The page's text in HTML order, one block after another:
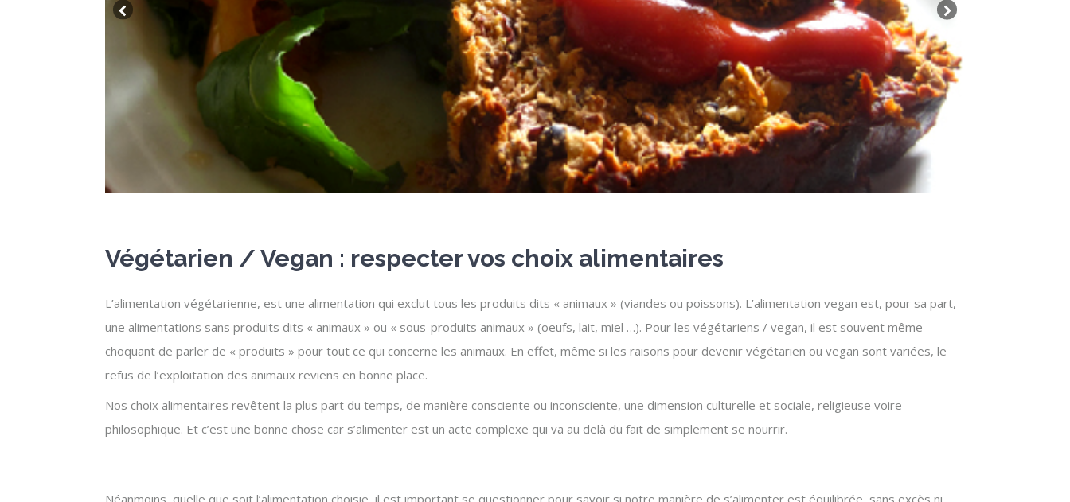
Végétarien / Vegan : respecter vos choix alimentaires
L’alimentation végétarienne, est une alimentation qui exclut tous les produits dits « animaux » (viandes ou poissons). L’alimentation vegan est, pour sa part,
une alimentations sans produits dits « animaux » ou « sous-produits animaux » (oeufs, lait, miel …). Pour les végétariens / vegan, il est souvent même
choquant de parler de « produits » pour tout ce qui concerne les animaux. En effet, même si les raisons pour devenir végétarien ou vegan sont variées, le
refus de l’exploitation des animaux reviens en bonne place.
Nos choix alimentaires revêtent la plus part du temps, de manière consciente ou inconsciente, une dimension culturelle et sociale, religieuse voire
philosophique. Et c’est une bonne chose car s’alimenter est un acte complexe qui va au delà du fait de simplement se nourrir.
Néanmoins, quelle que soit l’alimentation choisie, il est important se questionner pour savoir si notre manière de s’alimenter est équilibrée, sans excès ni